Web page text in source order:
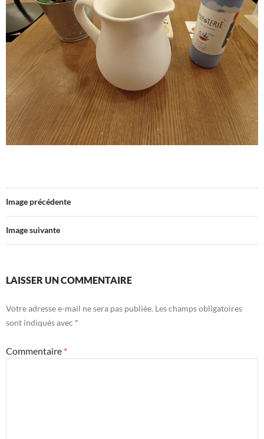
Image précédente
Image suivante
LAISSER UN COMMENTAIRE
Votre adresse e-mail ne sera pas publiée. Les champs obligatoires
sont indiqués avec *
Commentaire *